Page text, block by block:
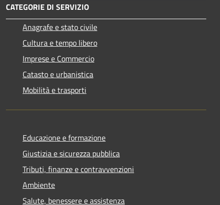
CATEGORIE DI SERVIZIO
Anagrafe e stato civile
Cultura e tempo libero
Imprese e Commercio
Catasto e urbanistica
Mobilità e trasporti
Educazione e formazione
Giustizia e sicurezza pubblica
Tributi, finanze e contravvenzioni
Ambiente
Salute, benessere e assistenza